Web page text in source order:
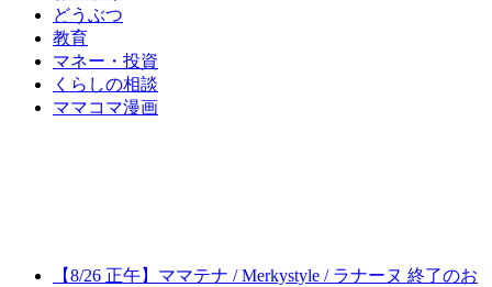
どうぶつ
教育
マネー・投資
くらしの相談
ママコマ漫画
【8/26 正午】ママテナ / Merkystyle / ラナーヌ 終了のお